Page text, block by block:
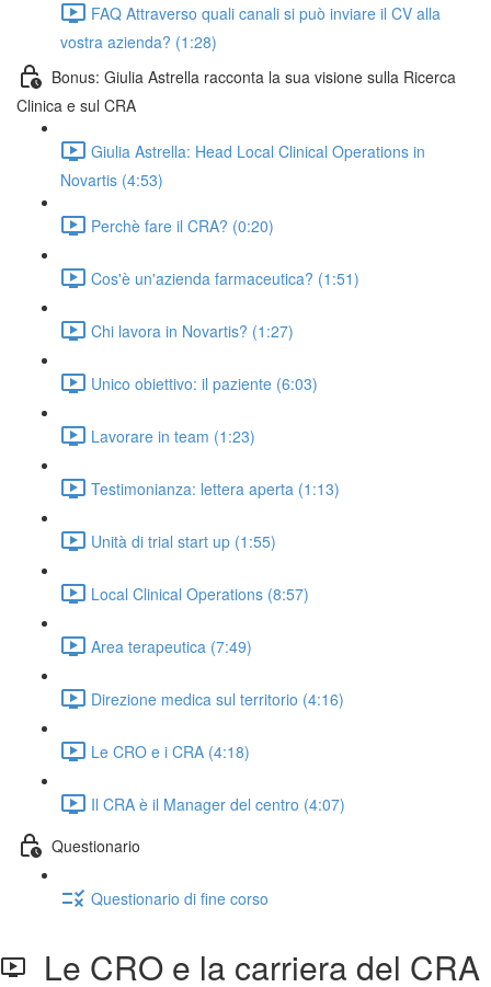
FAQ Attraverso quali canali si può inviare il CV alla
vostra azienda? (1:28)
Bonus: Giulia Astrella racconta la sua visione sulla Ricerca
Clinica e sul CRA
Giulia Astrella: Head Local Clinical Operations in
Novartis (4:53)
Perchè fare il CRA? (0:20)
Cos'è un'azienda farmaceutica? (1:51)
Chi lavora in Novartis? (1:27)
Unico obiettivo: il paziente (6:03)
Lavorare in team (1:23)
Testimonianza: lettera aperta (1:13)
Unità di trial start up (1:55)
Local Clinical Operations (8:57)
Area terapeutica (7:49)
Direzione medica sul territorio (4:16)
Le CRO e i CRA (4:18)
Il CRA è il Manager del centro (4:07)
Questionario
Questionario di fine corso
Le CRO e la carriera del CRA